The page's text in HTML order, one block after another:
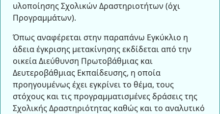
υλοποίησης Σχολικών Δραστηριοτήτων (όχι
Προγραμμάτων).
Όπως αναφέρεται στην παραπάνω Εγκύκλιο η
άδεια έγκρισης μετακίνησης εκδίδεται από την
οικεία Διεύθυνση Πρωτοβάθμιας και
Δευτεροβάθμιας Εκπαίδευσης, η οποία
προηγουμένως έχει εγκρίνει το θέμα, τους
στόχους και τις προγραμματισμένες δράσεις της
Σχολικής Δραστηριότητας καθώς και το αναλυτικό